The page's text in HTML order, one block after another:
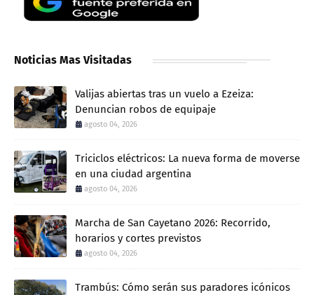
Noticias Mas Visitadas
Valijas abiertas tras un vuelo a Ezeiza:
Denuncian robos de equipaje
agosto 04, 2026
Triciclos eléctricos: La nueva forma de moverse
en una ciudad argentina
agosto 04, 2026
Marcha de San Cayetano 2026: Recorrido,
horarios y cortes previstos
agosto 04, 2026
Trambús: Cómo serán sus paradores icónicos